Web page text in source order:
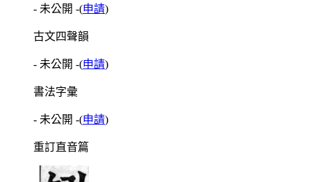
- 未公開 -(申請)
古文四聲韻
- 未公開 -(申請)
書法字彙
- 未公開 -(申請)
重訂直音篇